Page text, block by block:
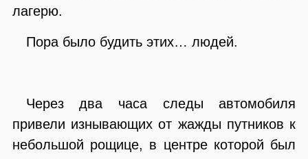
лагерю.
Пора было будить этих… людей.
Через два часа следы автомобиля
привели изнывающих от жажды путников к
небольшой рощице, в центре которой был